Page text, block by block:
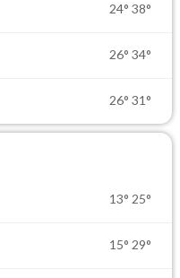
24° 38°
26° 34°
26° 31°
13° 25°
15° 29°